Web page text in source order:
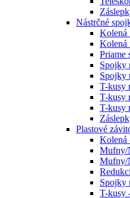
Nástrčné
Kolená
Kolená
Priame
Spojky
Spojky
T-kusy
T-kusy
T-kusy
Plastové
Kolená
Mufny/
Mufny/
Spojky
T-kusy